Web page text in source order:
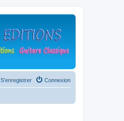
Connexion
S’enregistrer